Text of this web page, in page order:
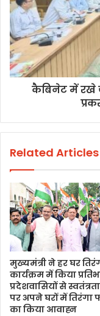
कैबिनेट में रखे
Related Articles
मुख्यमंत्री ने हर घर
कार्यक्रम में किया
प्रदेशवासियों से
पर अपने घरों में तिरंगा
का किया आवाह्न